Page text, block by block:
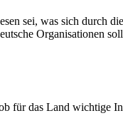
sei, was sich durch
Organisationen
für das Land wichtige